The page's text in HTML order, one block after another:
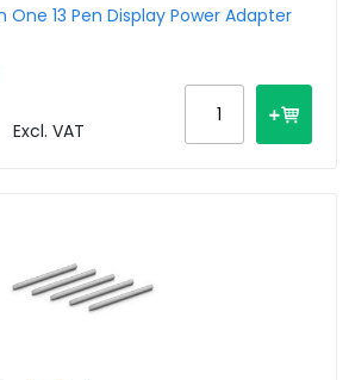
13 Pen Display Power Adapter
Excl. VAT